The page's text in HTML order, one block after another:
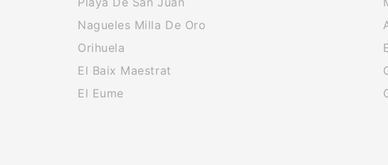
Nagueles Milla De Oro
Orihuela
El Baix Maestrat
El Eume